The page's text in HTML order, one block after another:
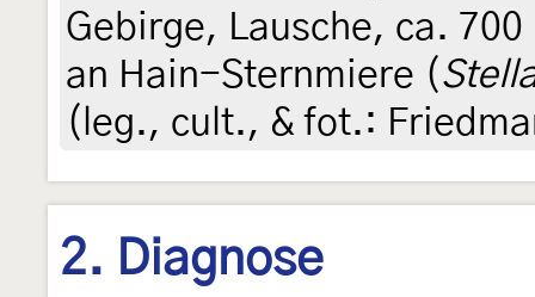
Gebirge, Lausche, ca.
an Hain-Sternmiere (
(leg., cult., & fot.:
2. Diagnose